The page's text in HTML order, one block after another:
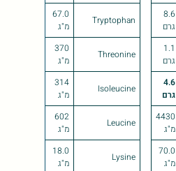
8.6
גרם
Tryptophan
67.0
מ"ג
1.1
גרם
Threonine
370
מ"ג
4.6
גרם
Isoleucine
314
מ"ג
4430
מ"ג
Leucine
602
מ"ג
70.0
מ"ג
Lysine
18.0
מ"ג